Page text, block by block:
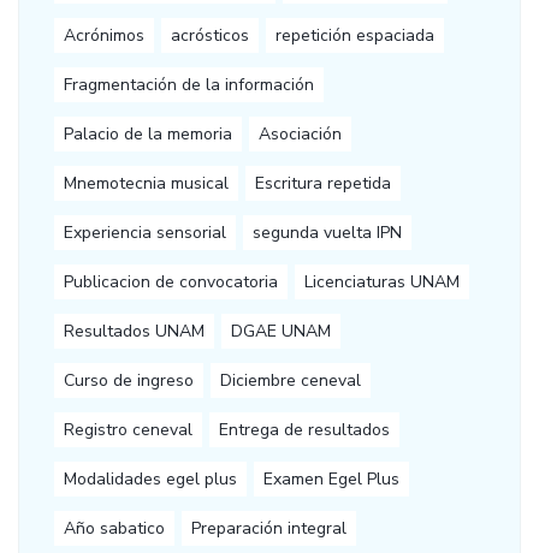
Acrónimos acrósticos repetición espaciada
Fragmentación de la información
Palacio de la memoria Asociación
Mnemotecnia musical Escritura repetida
Experiencia sensorial segunda vuelta IPN
Publicacion de convocatoria Licenciaturas UNAM
Resultados UNAM DGAE UNAM
Curso de ingreso Diciembre ceneval
Registro ceneval Entrega de resultados
Modalidades egel plus Examen Egel Plus
Año sabatico Preparación integral